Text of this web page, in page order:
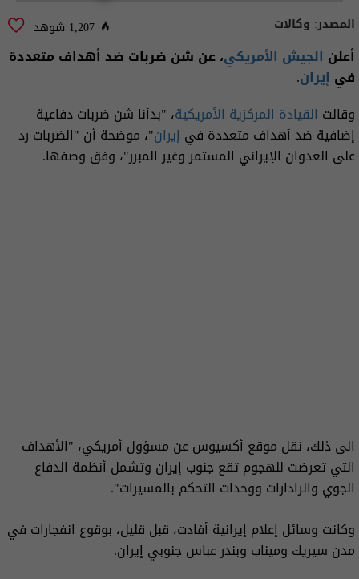
المصدر: وكالات 1,207 شوهد
أعلن الجيش الأمريكي، عن شن ضربات ضد أهداف متعددة
في إيران.
وقالت القيادة المركزية الأمريكية، "بدأنا شن ضربات دفاعية
إضافية ضد أهداف متعددة في إيران"، موضحة أن "الضربات رد
على العدوان الإيراني المستمر وغير المبرر"، وفق وصفها.
الى ذلك، نقل موقع أكسيوس عن مسؤول أمريكي، "الأهداف
التي تعرضت للهجوم تقع جنوب إيران وتشمل أنظمة الدفاع
الجوي والرادارات ووحدات التحكم بالمسيرات".
وكانت وسائل إعلام إيرانية أفادت، قبل قليل، بوقوع انفجارات في
مدن سيريك وميناب وبندر عباس جنوبي إيران.